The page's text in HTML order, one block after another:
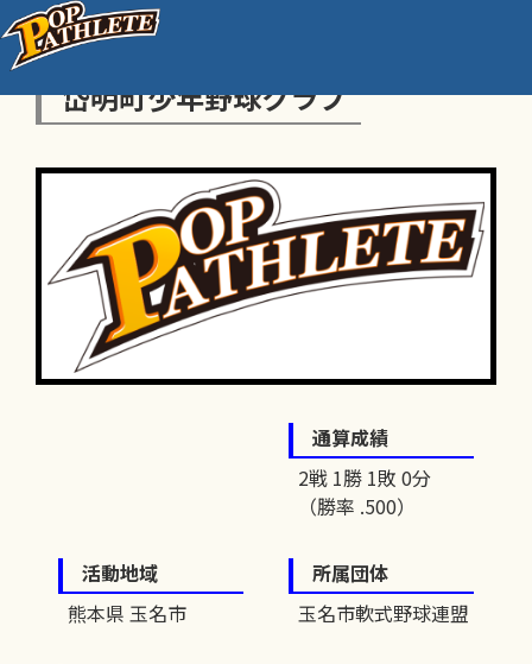
岱明町少年野球クラブ
通算成績
2戦 1勝 1敗 0分
（勝率 .500）
活動地域
熊本県 玉名市
所属団体
玉名市軟式野球連盟